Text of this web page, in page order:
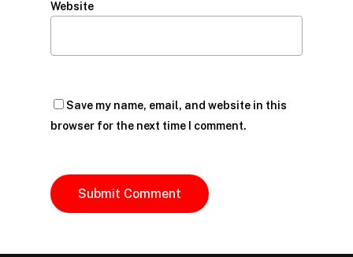
Website
Save my name, email, and website in this
browser for the next time I comment.